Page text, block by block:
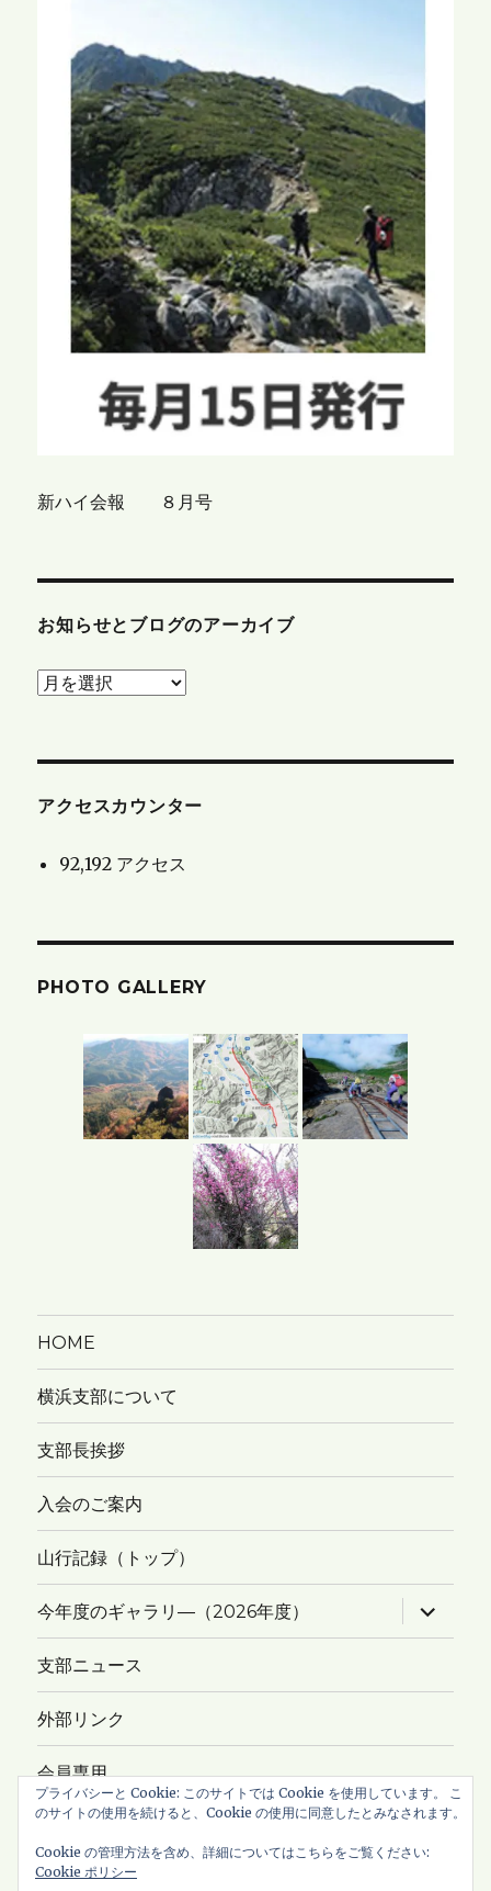
新ハイ会報 ８月号
お知らせとブログのアーカイブ
お
と
ロ
ー
アクセスカウンター
92,192 アクセス
PHOTO GALLERY
HOME
横浜支部について
支部長挨拶
入会のご案内
山行記録（トップ）
今年度のギャラリ―（2026年度）
ブ
メ
ー
開
支部ニュース
外部リンク
会員専用
サイトマップ
プライバシーと Cookie: このサイトでは Cookie を使用しています。 こ
のサイトの使用を続けると、Cookie の使用に同意したとみなされます。
Cookie の管理方法を含め、詳細についてはこちらをご覧ください:
Cookie ポリシー